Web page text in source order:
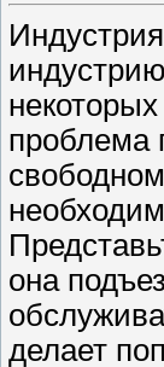
проблема
она
делает